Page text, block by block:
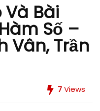
Bài
Số –
Vân, Trần
7Views